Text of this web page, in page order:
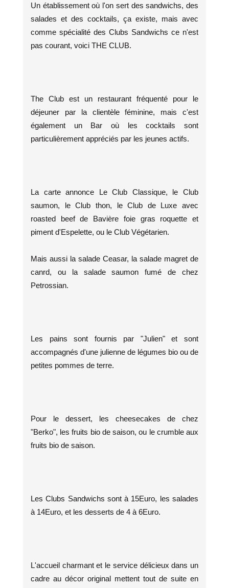
Un établissement où l'on sert des sandwichs, des
salades et des cocktails, ça existe, mais avec
comme spécialité des Clubs Sandwichs ce n'est
pas courant, voici THE CLUB.
The Club est un restaurant fréquenté pour le
déjeuner par la clientèle féminine, mais c'est
également un Bar où les cocktails sont
particulièrement appréciés par les jeunes actifs.
La carte annonce Le Club Classique, le Club
saumon, le Club thon, le Club de Luxe avec
roasted beef de Bavière foie gras roquette et
piment d'Espelette, ou le Club Végétarien.
Mais aussi la salade Ceasar, la salade magret de
canrd, ou la salade saumon fumé de chez
Petrossian.
Les pains sont fournis par "Julien" et sont
accompagnés d'une julienne de légumes bio ou de
petites pommes de terre.
Pour le dessert, les cheesecakes de chez
"Berko", les fruits bio de saison, ou le crumble aux
fruits bio de saison.
Les Clubs Sandwichs sont à 15Euro, les salades
à 14Euro, et les desserts de 4 à 6Euro.
L'accueil charmant et le service délicieux dans un
cadre au décor original mettent tout de suite en